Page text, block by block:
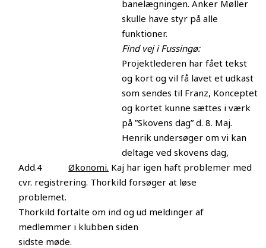
banelægningen. Anker Møller
skulle have styr på alle
funktioner.
Find vej i Fussingø:
Projektlederen har fået tekst
og kort og vil få lavet et udkast
som sendes til Franz, Konceptet
og kortet kunne sættes i værk
på ”Skovens dag” d. 8. Maj.
Henrik undersøger om vi kan
deltage ved skovens dag,
Add.4Økonomi. Kaj har igen haft problemer med
cvr. registrering. Thorkild forsøger at løse
problemet.
Thorkild fortalte om ind og ud meldinger af
medlemmer i klubben siden
sidste møde.